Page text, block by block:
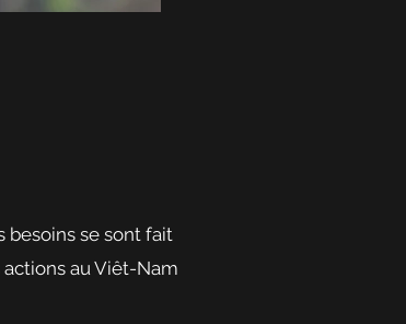
se sont fait
au Viêt-Nam